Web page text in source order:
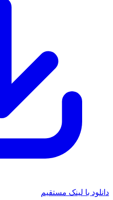
با لینک مستقیم